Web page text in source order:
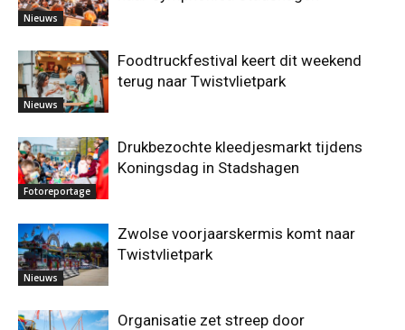
Nieuws
Nieuws
Foodtruckfestival keert dit weekend
terug naar Twistvlietpark
Fotoreportage
Drukbezochte kleedjesmarkt tijdens
Koningsdag in Stadshagen
Nieuws
Zwolse voorjaarskermis komt naar
Twistvlietpark
Organisatie zet streep door